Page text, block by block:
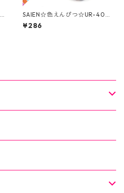
SAIEN☆色えんぴつ☆UR-400
2☆20ｍｍ☆マスキングテー
プ
¥286